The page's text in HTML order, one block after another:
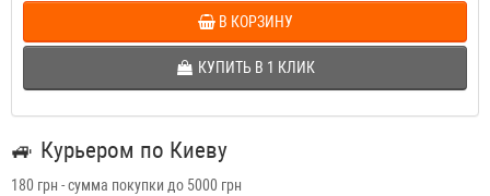
В КОРЗИНУ
КУПИТЬ В 1 КЛИК
🚙 Курьером по Киеву
180 грн - сумма покупки до 5000 грн